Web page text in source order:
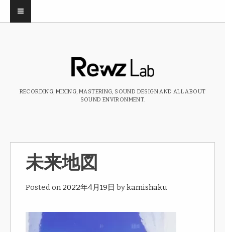
RECORDING, MIXING, MASTERING, SOUND DESIGN AND ALL ABOUT
SOUND ENVIRONMENT.
未来地図
Posted on2022年4月19日 bykamishaku